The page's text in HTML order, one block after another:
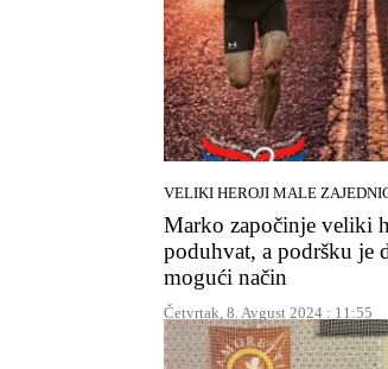
VELIKI HEROJI MALE
Marko započinje veliki
poduhvat, a podršku je
mogući način
Četvrtak, 8. Avgust 2024 : 11:55